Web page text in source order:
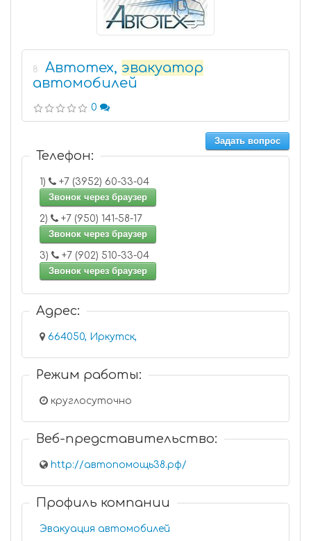
8 Автотех, эвакуатор
автомобилей
0
Задать вопрос
Телефон:
1)
+7 (3952) 60-33-04
Звонок через браузер
2)
+7 (950) 141-58-17
Звонок через браузер
3)
+7 (902) 510-33-04
Звонок через браузер
Адрес:
664050, Иркутск,
Режим работы:
круглосуточно
Веб-представительство:
http://автопомощь38.рф/
Профиль компании
Эвакуация автомобилей